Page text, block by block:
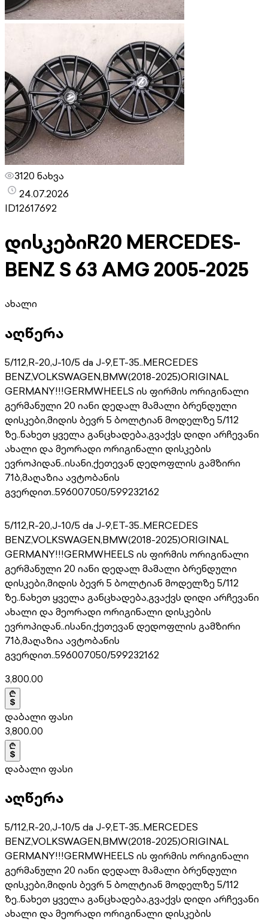
3120 ნახვა
24.07.2026
ID12617692
დისკებიR20 MERCEDES-
BENZ S 63 AMG 2005-2025
ახალი
აღწერა
5/112,R-20,J-10/5 da J-9,ET-35..MERCEDES
BENZ,VOLKSWAGEN,BMW(2018-2025)ORIGINAL
GERMANY!!!GERMWHEELS ის ფირმის ორიგინალი
გერმანული 20 იანი დედალ მამალი ბრენდული
დისკები,მიდის ბევრ 5 ბოლტიან მოდელზე 5/112
ზე..ნახეთ ყველა განცხადება,გვაქვს დიდი არჩევანი
ახალი და მეორადი ორიგინალი დისკების
ევროპიდან..ისანი,ქეთევან დედოფლის გამზირი
71ბ,მაღაზია ავტობანის
გვერდით..596007050/599232162
5/112,R-20,J-10/5 da J-9,ET-35..MERCEDES
BENZ,VOLKSWAGEN,BMW(2018-2025)ORIGINAL
GERMANY!!!GERMWHEELS ის ფირმის ორიგინალი
გერმანული 20 იანი დედალ მამალი ბრენდული
დისკები,მიდის ბევრ 5 ბოლტიან მოდელზე 5/112
ზე..ნახეთ ყველა განცხადება,გვაქვს დიდი არჩევანი
ახალი და მეორადი ორიგინალი დისკების
ევროპიდან..ისანი,ქეთევან დედოფლის გამზირი
71ბ,მაღაზია ავტობანის
გვერდით..596007050/599232162
3,800.00
დაბალი ფასი
3,800.00
დაბალი ფასი
აღწერა
5/112,R-20,J-10/5 da J-9,ET-35..MERCEDES
BENZ,VOLKSWAGEN,BMW(2018-2025)ORIGINAL
GERMANY!!!GERMWHEELS ის ფირმის ორიგინალი
გერმანული 20 იანი დედალ მამალი ბრენდული
დისკები,მიდის ბევრ 5 ბოლტიან მოდელზე 5/112
ზე..ნახეთ ყველა განცხადება,გვაქვს დიდი არჩევანი
ახალი და მეორადი ორიგინალი დისკების